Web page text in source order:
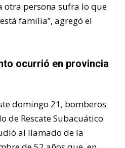
otra persona sufra lo que
familia”, agregó el
ocurrió en provincia
domingo 21, bomberos
de Rescate Subacuático
al llamado de la